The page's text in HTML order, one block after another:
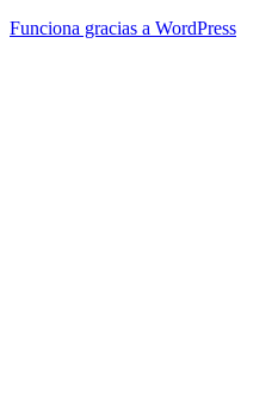
Funciona gracias a WordPress